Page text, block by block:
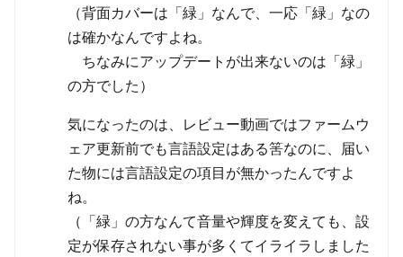
（背面カバーは「緑」なんで、一応「緑」なの
は確かなんですよね。
ちなみにアップデートが出来ないのは「緑」
の方でした）
気になったのは、レビュー動画ではファームウ
ェア更新前でも言語設定はある筈なのに、届い
た物には言語設定の項目が無かったんですよ
ね。
（「緑」の方なんて音量や輝度を変えても、設
定が保存されない事が多くてイライラしました